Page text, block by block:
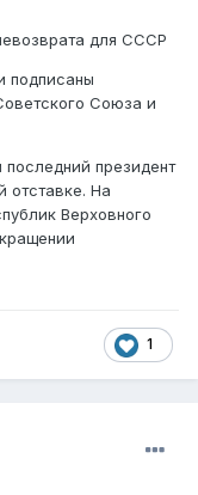
для СССР
подписаны
Союза и
президент
отставке. На
Верховного
1